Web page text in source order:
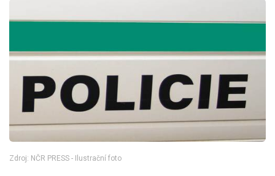
Zdroj: NČR PRESS - Ilustrační foto